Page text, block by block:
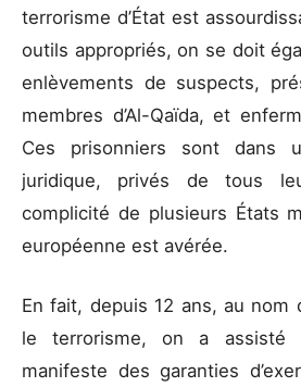
terrorisme d’État est
outils appropriés, on se doit
enlèvements de suspects,
membres d’Al-Qaïda, et
Ces prisonniers sont dans
juridique, privés de tous
complicité de plusieurs États
européenne est avérée.
En fait, depuis 12 ans, au nom
le terrorisme, on a assisté
manifeste des garanties